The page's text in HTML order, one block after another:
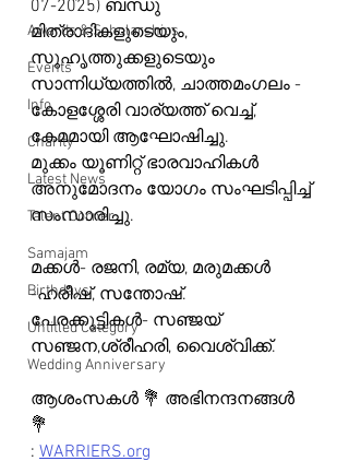
Awards & Scholarships
Events
Info
Charity
Latest News
Talent Corner
Samajam
Birthdays
Untitled Category
Wedding Anniversary
07-2025) ബന്ധു
മിത്രാദികളുടെയും,
സുഹൃത്തുക്കളുടെയും
സാന്നിധ്യത്തിൽ, ചാത്തമംഗലം -
കോളശ്ശേരി വാര്യത്ത് വെച്ച്,
കേമമായി ആഘോഷിച്ചു.
മുക്കം യൂണിറ്റ് ഭാരവാഹികൾ
അനുമോദനം യോഗം സംഘടിപ്പിച്ച്
സംസാരിച്ചു.
മക്കൾ- രജനി, രമ്യ, മരുമക്കൾ
-ഹരീഷ്, സന്തോഷ്‌.
പേരക്കുട്ടികൾ- സഞ്ജയ്‌
സഞ്ജന,ശ്രീഹരി, വൈശ്വിക്ക്.
ആശംസകൾ 💐 അഭിനന്ദനങ്ങൾ
💐
: WARRIERS.org